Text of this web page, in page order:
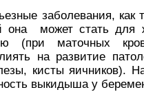
заболевания, как
может стать для
(при маточных
на развитие
кисты яичников).
выкидыша у